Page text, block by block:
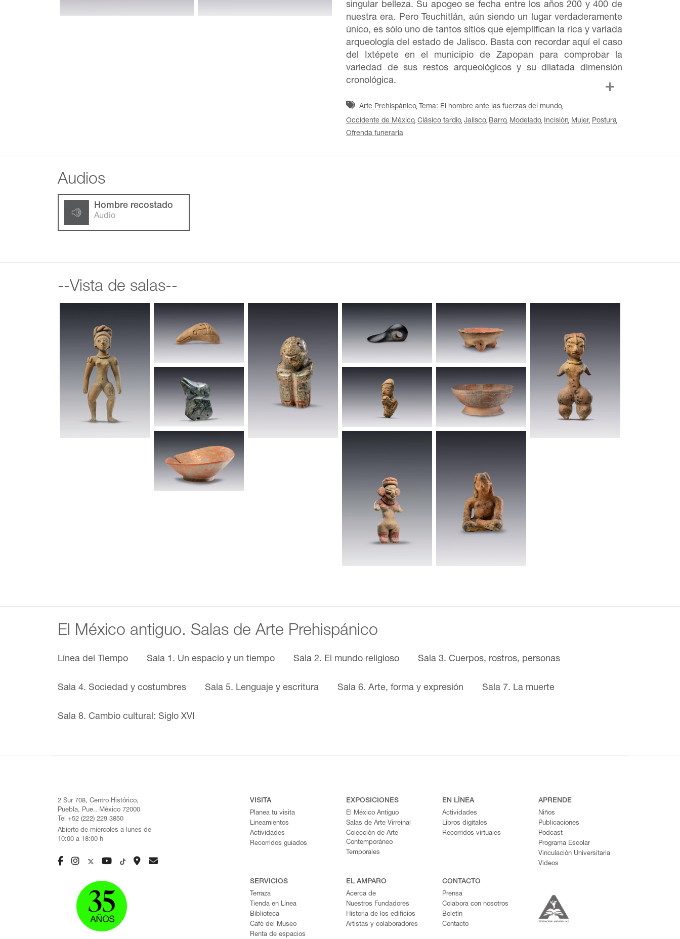
singular belleza. Su apogeo se fecha entre los años 200 y 400 de
nuestra era. Pero Teuchitlán, aún siendo un lugar verdaderamente
único, es sólo uno de tantos sitios que ejemplifican la rica y variada
arqueología del estado de Jalisco. Basta con recordar aquí el caso
del Ixtépete en el municipio de Zapopan para comprobar la
variedad de sus restos arqueológicos y su dilatada dimensión
cronológica.
Arte Prehispánico Tema: El hombre ante las fuerzas del mundo
Occidente de México Clásico tardío Jalisco Barro Modelado Incisión Mujer Postura
Ofrenda funeraria
Audios
Hombre recostado
Audio
--Vista de salas--
El México antiguo. Salas de Arte Prehispánico
Línea del Tiempo Sala 1. Un espacio y un tiempo Sala 2. El mundo religioso Sala 3. Cuerpos, rostros, personas
Sala 4. Sociedad y costumbres Sala 5. Lenguaje y escritura Sala 6. Arte, forma y expresión Sala 7. La muerte
Sala 8. Cambio cultural: Siglo XVI
2 Sur 708, Centro Histórico,
Puebla, Pue., México 72000
Tel +52 (222) 229 3850
Abierto de miércoles a lunes de
10:00 a 18:00 h
VISITA
Planea tu visita
Lineamientos
Actividades
Recorridos guiados
EXPOSICIONES
El México Antiguo
Salas de Arte Virreinal
Colección de Arte
Contemporáneo
Temporales
EN LÍNEA
Actividades
Libros digitales
Recorridos virtuales
APRENDE
Niños
Publicaciones
Podcast
Programa Escolar
Vinculación Universitaria
Videos
SERVICIOS
Terraza
Tienda en Línea
Biblioteca
Café del Museo
Renta de espacios
EL AMPARO
Acerca de
Nuestros Fundadores
Historia de los edificios
Artistas y colaboradores
CONTACTO
Prensa
Colabora con nosotros
Boletín
Contacto